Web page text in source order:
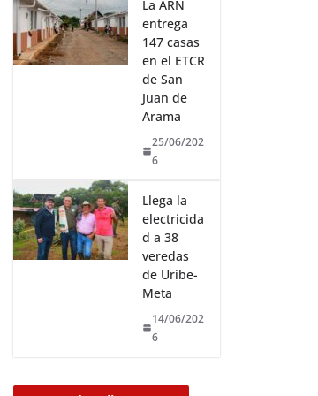
La ARN
entrega
147 casas
en el ETCR
de San
Juan de
Arama
25/06/202
6
Llega la
electricida
d a 38
veredas
de Uribe-
Meta
14/06/202
6